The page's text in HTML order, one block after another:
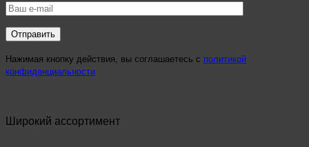
Нажимая кнопку действия, вы соглашаетесь с политикой
конфиденциальности
Широкий ассортимент